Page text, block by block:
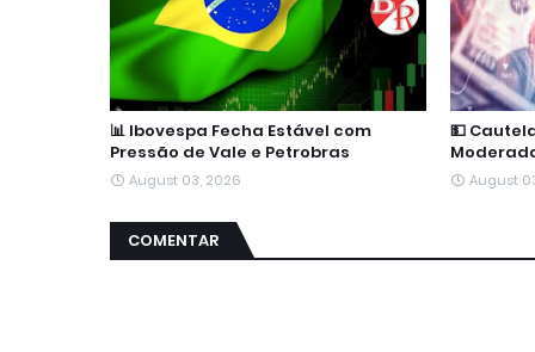
📊 Ibovespa Fecha Estável com
Pressão de Vale e Petrobras
August 03, 2026
💵
August
COMENTAR